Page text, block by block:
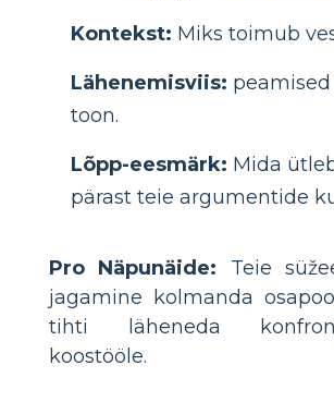
Kontekst: Miks toimub
Lähenemisviis:
toon.
Lõpp-eesmärk: Mida
pärast teie argumentide
Pro Näpunäide: Teie
jagamine kolmanda
tihti läheneda
koostööle.